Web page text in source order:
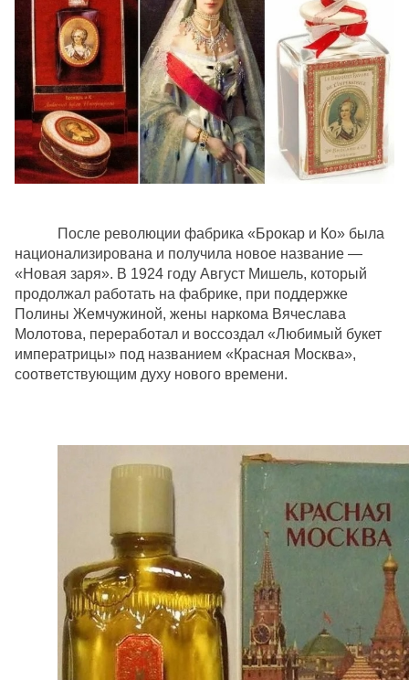
После революции фабрика «Брокар и Ко» была
национализирована и получила новое название —
«Новая заря». В 1924 году Август Мишель, который
продолжал работать на фабрике, при поддержке
Полины Жемчужиной, жены наркома Вячеслава
Молотова, переработал и воссоздал «Любимый букет
императрицы» под названием «Красная Москва»,
соответствующим духу нового времени.